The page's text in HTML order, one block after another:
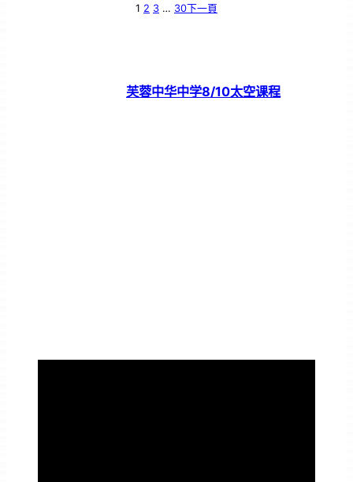
1 2 3 … 30下一頁
芙蓉中华中学8/10太空课程